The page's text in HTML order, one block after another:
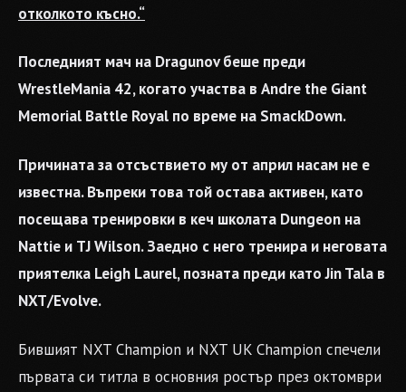
отколкото късно.“
Последният мач на Dragunov беше преди
WrestleMania 42, когато участва в Andre the Giant
Memorial Battle Royal по време на SmackDown.
Причината за отсъствието му от април насам не е
известна. Въпреки това той остава активен, като
посещава тренировки в кеч школата Dungeon на
Nattie и TJ Wilson. Заедно с него тренира и неговата
приятелка Leigh Laurel, позната преди като Jin Tala в
NXT/Evolve.
Бившият NXT Champion и NXT UK Champion спечели
първата си титла в основния ростър през октомври